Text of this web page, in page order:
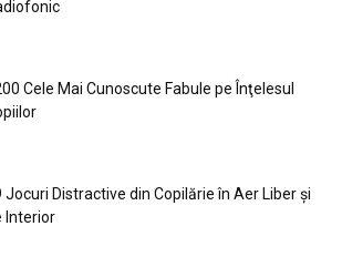
Cele Mai Cunoscute Fabule pe Înţelesul
Jocuri Distractive din Copilărie în Aer Liber şi
Interior